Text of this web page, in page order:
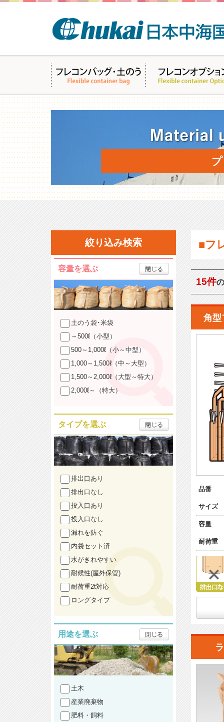
絞り込み検索
容量を選ぶ
土のう袋･米袋
～500ℓ（小型）
500～1,000ℓ（小～中型）
1,000～1,500ℓ（中～大型）
1,500～2,000ℓ（大型～特大）
2,000ℓ～（特大）
タイプを選ぶ
排出口あり
排出口なし
投入口あり
投入口なし
漏れを防ぐ
内袋セット済
水がきれやすい
耐候性(屋外保管)
耐荷重2t対応
ロングタイプ
用途を選ぶ
土木
産業廃棄物
肥料・飼料
■フ
15件
角
品番
サイズ
容量
耐荷重